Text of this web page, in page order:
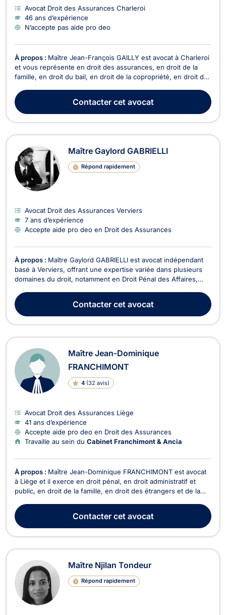
Avocat Droit des Assurances Charleroi
46 ans d’expérience
N’accepte pas aide pro deo
À propos : Maître Jean-François GAILLY est avocat à Charleroi
et vous représente en droit des assurances, en droit de la
famille, en droit du bail, en droit de la copropriété, en droit des
intervient en droit des assurances pour le règlement de vos
litiges en cas de sinistre,...
Contactercet avocat
Maître Gaylord GABRIELLI
Répond rapidement
Avocat Droit des Assurances Verviers
7 ans d’expérience
Accepte aide pro deo en Droit des Assurances
À propos : Maître Gaylord GABRIELLI est avocat indépendant
basé à Verviers, offrant une expertise variée dans plusieurs
domaines du droit, notamment en Droit Pénal des Affaires,
Droit Civil, Droit des Successions, Divorce, Dommage Corporel
et Responsabilité civile, Droit Pén...
Contactercet avocat
Maître Jean-Dominique
FRANCHIMONT
4 (32 avis)
Avocat Droit des Assurances Liège
41 ans d’expérience
Accepte aide pro deo en Droit des Assurances
Travaille au sein du Cabinet Franchimont & Ancia
À propos : Maître Jean-Dominique FRANCHIMONT est avocat
à Liège et il exerce en droit pénal, en droit administratif et
public, en droit de la famille, en droit des étrangers et de la
Maître Jean-Dominique FRANCHIMONT intervient en droit
pénal dans le domaine du droit pénal ...
Contactercet avocat
Maître Njilan Tondeur
Répond rapidement